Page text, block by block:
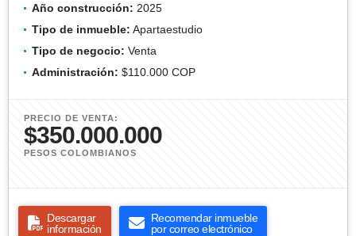
Año construcción: 2025
Tipo de inmueble: Apartaestudio
Tipo de negocio: Venta
Administración: $110.000 COP
PRECIO DE VENTA:
$350.000.000
PESOS COLOMBIANOS
Descargar
información
Recomendar inmueble
por correo electrónico